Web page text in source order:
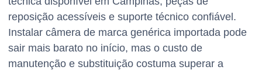
reposição acessíveis e suporte técnico confiável.
Instalar câmera de marca genérica importada pode
sair mais barato no início, mas o custo de
manutenção e substituição costuma superar a